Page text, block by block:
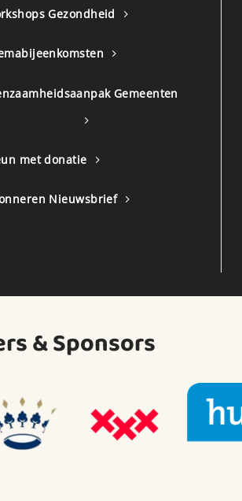
Gezondheid
Gemeenten
met donatie
Nieuwsbrief
& Sponsors